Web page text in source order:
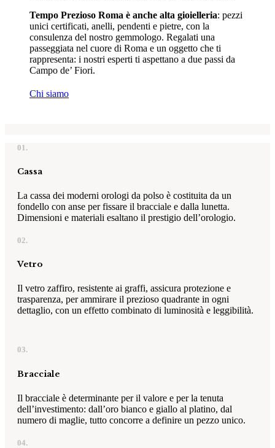
Tempo Prezioso Roma è anche alta gioielleria: pezzi
unici certificati, anelli, pendenti e pietre, con la
consulenza del nostro gemmologo. Regalati una
passeggiata nel cuore di Roma e un oggetto che ti
rappresenta: i nostri esperti ti aspettano a due passi da
Campo de’ Fiori.
Chi siamo
01.
Cassa
La cassa dei moderni orologi da polso è costituita da un
fondello con anse per fissare il bracciale e dalla lunetta.
Dimensioni e materiali esaltano il prestigio dell’orologio.
02.
Vetro
Il vetro zaffiro, resistente ai graffi, assicura protezione e
trasparenza, per ammirare il prezioso quadrante in ogni
dettaglio, con un effetto combinato di luminosità e leggibilità.
03.
Bracciale
Il bracciale è determinante per il valore e per la tenuta
dell’investimento: dall’oro bianco e giallo al platino, dal
numero di maglie, tutto concorre a definire un pezzo unico.
04.